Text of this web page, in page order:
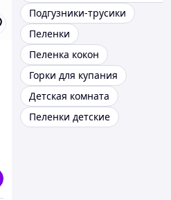
Подгузники-трусики
Пеленки
Пеленка кокон
Горки для купания
Детская комната
Пеленки детские